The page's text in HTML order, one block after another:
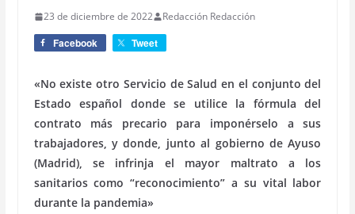
23 de diciembre de 2022 Redacción Redacción
Facebook Tweet
«No existe otro Servicio de Salud en el conjunto del
Estado español donde se utilice la fórmula del
contrato más precario para imponérselo a sus
trabajadores, y donde, junto al gobierno de Ayuso
(Madrid), se infrinja el mayor maltrato a los
sanitarios como “reconocimiento” a su vital labor
durante la pandemia»